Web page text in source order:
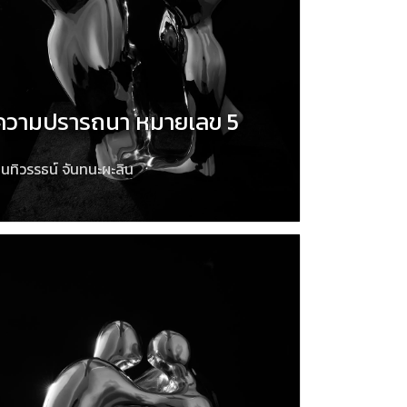
ามปรารถนา หมายเลข 5
ทิวรรธน์ จันทนะผะลิน